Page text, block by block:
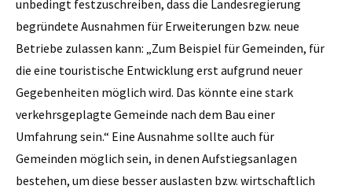
unbedingt festzuschreiben, dass die Landesregierung
begründete Ausnahmen für Erweiterungen bzw. neue
Betriebe zulassen kann: „Zum Beispiel für Gemeinden, für
die eine touristische Entwicklung erst aufgrund neuer
Gegebenheiten möglich wird. Das könnte eine stark
verkehrsgeplagte Gemeinde nach dem Bau einer
Umfahrung sein.“ Eine Ausnahme sollte auch für
Gemeinden möglich sein, in denen Aufstiegsanlagen
bestehen, um diese besser auslasten bzw. wirtschaftlich